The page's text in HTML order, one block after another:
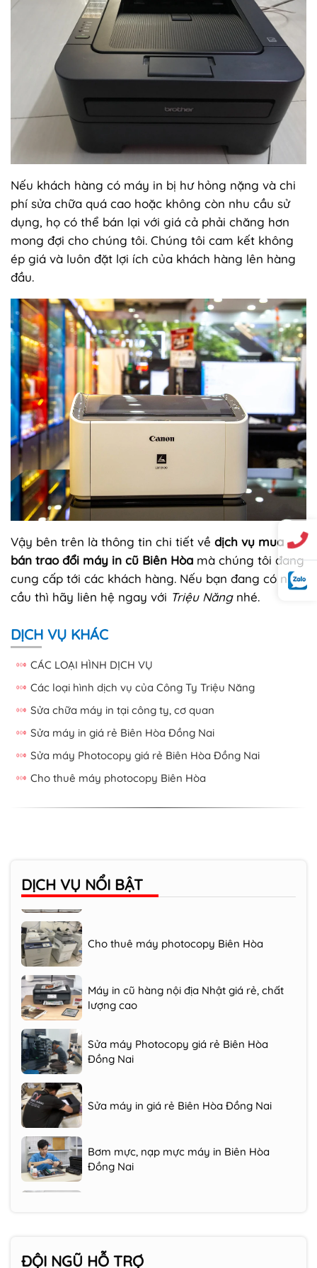
Nếu khách hàng có máy in bị hư hỏng nặng và chi
phí sửa chữa quá cao hoặc không còn nhu cầu sử
dụng, họ có thể bán lại với giá cả phải chăng hơn
mong đợi cho chúng tôi. Chúng tôi cam kết không
ép giá và luôn đặt lợi ích của khách hàng lên hàng
đầu.
Vậy bên trên là thông tin chi tiết về dịch vụ mua
bán trao đổi máy in cũ Biên Hòa mà chúng tôi đang
cung cấp tới các khách hàng. Nếu bạn đang có nhu
cầu thì hãy liên hệ ngay với Triệu Năngnhé.
DỊCH VỤ KHÁC
CÁC LOẠI HÌNH DỊCH VỤ
Các loại hình dịch vụ của Công Ty Triệu Năng
Sửa chữa máy in tại công ty, cơ quan
Sửa máy in giá rẻ Biên Hòa Đồng Nai
Sửa máy Photocopy giá rẻ Biên Hòa Đồng Nai
Cho thuê máy photocopy Biên Hòa
DỊCH VỤ NỔI BẬT
Bơm mực, nạp mực máy in Biên Hòa
lượng cao
Đồng Nai
Đồng Nai
ĐỘI NGŨ HỖ TRỢ